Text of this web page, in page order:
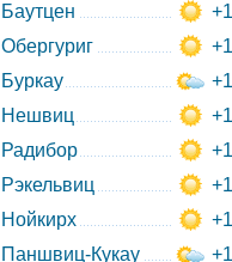
Баутцен
Обергуриг
Буркау
Нешвиц
Радибор
Рэкельвиц
Нойкирх
Паншвиц-Кукау